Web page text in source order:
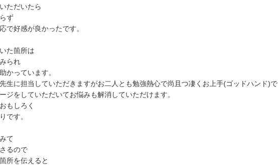
ただいたら
ず
で好感が良かったです。
た箇所は
られ
かっています。
生に担当していただきますがお二人とも勉強熱心で尚且つ凄くお上手(ゴッドハンド)で
ジをしていただいてお悩みも解消していただけます。
もしろく
です。
て
るので
所を伝えると